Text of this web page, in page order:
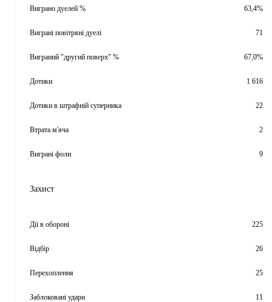
Виграно дуелей % 63,4%
Виграні повітряні дуелі 71
Виграний "другий поверх" % 67,0%
Дотики 1 616
Дотики в штрафній суперника 22
Втрата м'яча 2
Виграні фоли 9
Захист
Дії в обороні 225
Відбір 26
Перехоплення 25
Заблоковані удари 11